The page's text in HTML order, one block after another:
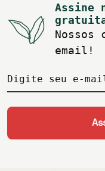
Assine
Nossos
email!
Digite seu e-